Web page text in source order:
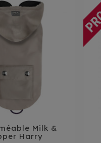
 
Milk &
Harry